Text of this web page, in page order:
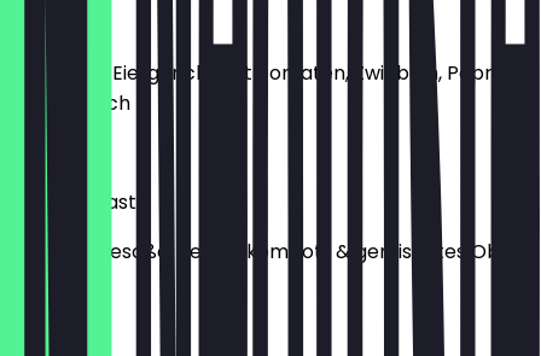
Menemen
türkisches Eiergericht mit Tomaten, Zwiebeln, Paprika
& Knoblauch
8,90 €
French Toast
dazu Vanillesoße, Beerenkompott & gemischtes Obst
9,50 €